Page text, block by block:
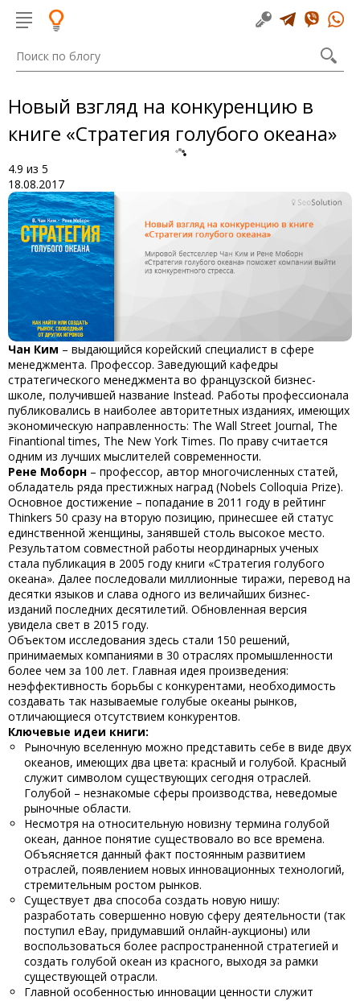
Новый взгляд на конкуренцию в
книге «Стратегия голубого океана»
4.9 из 5
18.08.2017
Чан Ким – выдающийся корейский специалист в сфере
менеджмента. Профессор. Заведующий кафедры
стратегического менеджмента во французской бизнес-
школе, получившей название Instead. Работы профессионала
публиковались в наиболее авторитетных изданиях, имеющих
экономическую направленность: The Wall Street Journal, The
Finantional times, The New York Times. По праву считается
одним из лучших мыслителей современности.
Рене Моборн – профессор, автор многочисленных статей,
обладатель ряда престижных наград (Nobels Colloquia Prize).
Основное достижение – попадание в 2011 году в рейтинг
Thinkers 50 сразу на вторую позицию, принесшее ей статус
единственной женщины, занявшей столь высокое место.
Результатом совместной работы неординарных ученых
стала публикация в 2005 году книги «Стратегия голубого
океана». Далее последовали миллионные тиражи, перевод на
десятки языков и слава одного из величайших бизнес-
изданий последних десятилетий. Обновленная версия
увидела свет в 2015 году.
Объектом исследования здесь стали 150 решений,
принимаемых компаниями в 30 отраслях промышленности
более чем за 100 лет. Главная идея произведения:
неэффективность борьбы с конкурентами, необходимость
создавать так называемые голубые океаны рынков,
отличающиеся отсутствием конкурентов.
Ключевые идеи книги:
Рыночную вселенную можно представить себе в виде двух
океанов, имеющих два цвета: красный и голубой. Красный
служит символом существующих сегодня отраслей.
Голубой – незнакомые сферы производства, неведомые
рыночные области.
Несмотря на относительную новизну термина голубой
океан, данное понятие существовало во все времена.
Объясняется данный факт постоянным развитием
отраслей, появлением новых инновационных технологий,
стремительным ростом рынков.
Существует два способа создать новую нишу:
разработать совершенно новую сферу деятельности (так
поступил eBay, придумавший онлайн-аукционы) или
воспользоваться более распространенной стратегией и
создать голубой океан из красного, выходя за рамки
существующей отрасли.
Главной особенностью инновации ценности служит